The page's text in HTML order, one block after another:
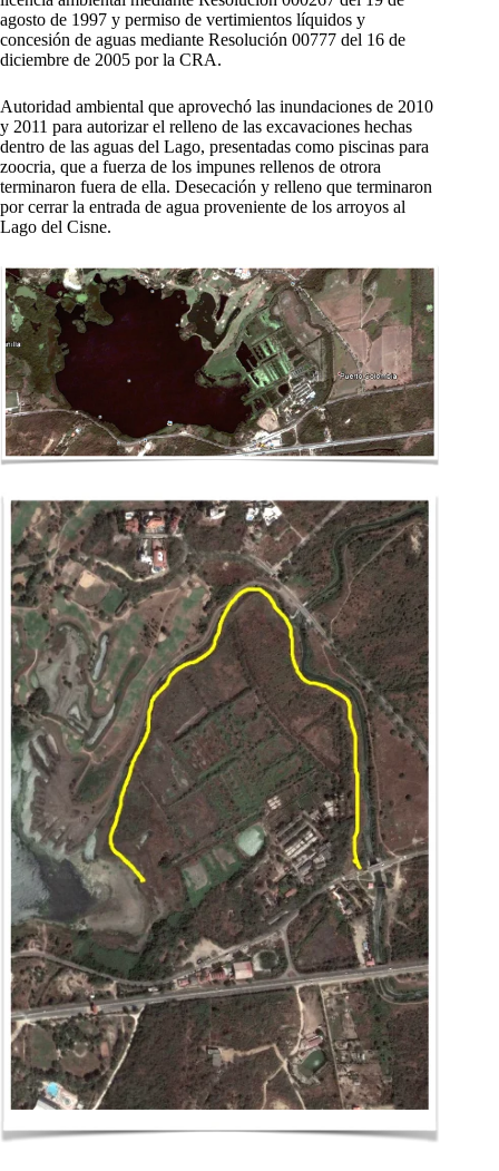
agosto de 1997 y permiso de vertimientos líquidos y
concesión de aguas mediante Resolución 00777 del 16 de
diciembre de 2005 por la CRA.
Autoridad ambiental que aprovechó las inundaciones de 2010
y 2011 para autorizar el relleno de las excavaciones hechas
dentro de las aguas del Lago, presentadas como piscinas para
zoocria, que a fuerza de los impunes rellenos de otrora
terminaron fuera de ella. Desecación y relleno que terminaron
por cerrar la entrada de agua proveniente de los arroyos al
Lago del Cisne.